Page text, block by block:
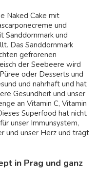
Naked Cake mit
und
Sanddornmark und
Das Sanddornmark
gefrorenen
der Seebeere wird
oder Desserts und
und nahrhaft und hat
Gesundheit und unser
an Vitamin C, Vitamin
Superfood hat nicht
unser Immunsystem,
und unser Herz und trägt
in Prag und ganz